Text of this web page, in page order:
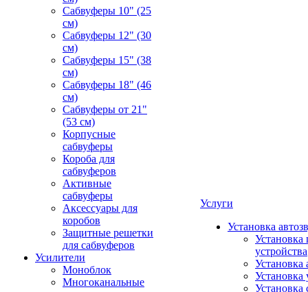
Сабвуферы 10" (25
см)
Сабвуферы 12" (30
см)
Сабвуферы 15" (38
см)
Сабвуферы 18" (46
см)
Сабвуферы от 21"
(53 см)
Корпусные
сабвуферы
Короба для
сабвуферов
Активные
сабвуферы
Аксессуары для
коробов
Защитные решетки
для сабвуферов
Усилители
Моноблок
Многоканальные
Услуги
Установка
Установка
устройства
Установка
Установка
Установка